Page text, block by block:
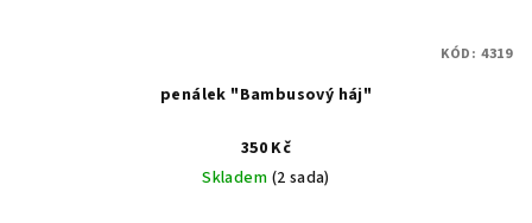
penálek "Bambusový háj"
350 Kč
Skladem (2 sada)
KÓD: 4319